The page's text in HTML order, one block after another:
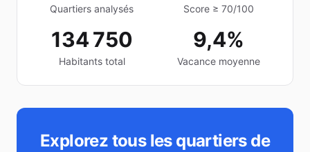
Quartiers analysés Score ≥ 70/100
134 750
Habitants total
9,4%
Vacance moyenne
Explorez tous les quartiers de